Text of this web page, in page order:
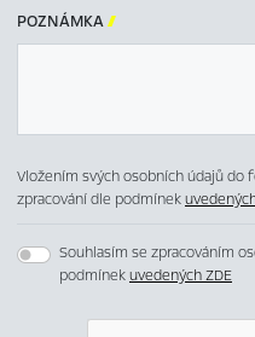
POZNÁMKA
Vložením svých osobních údajů do
zpracování dle podmínek
Souhlasím se zpracováním
podmínekuvedených ZDE